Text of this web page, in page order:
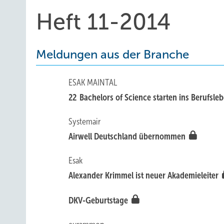
Heft 11-2014
Meldungen aus der Branche
ESAK MAINTAL
22 Bachelors of Science starten ins
Systemair
Airwell Deutschland übernommen
Esak
Alexander Krimmel ist neuer Akademieleiter
DKV-Geburtstage